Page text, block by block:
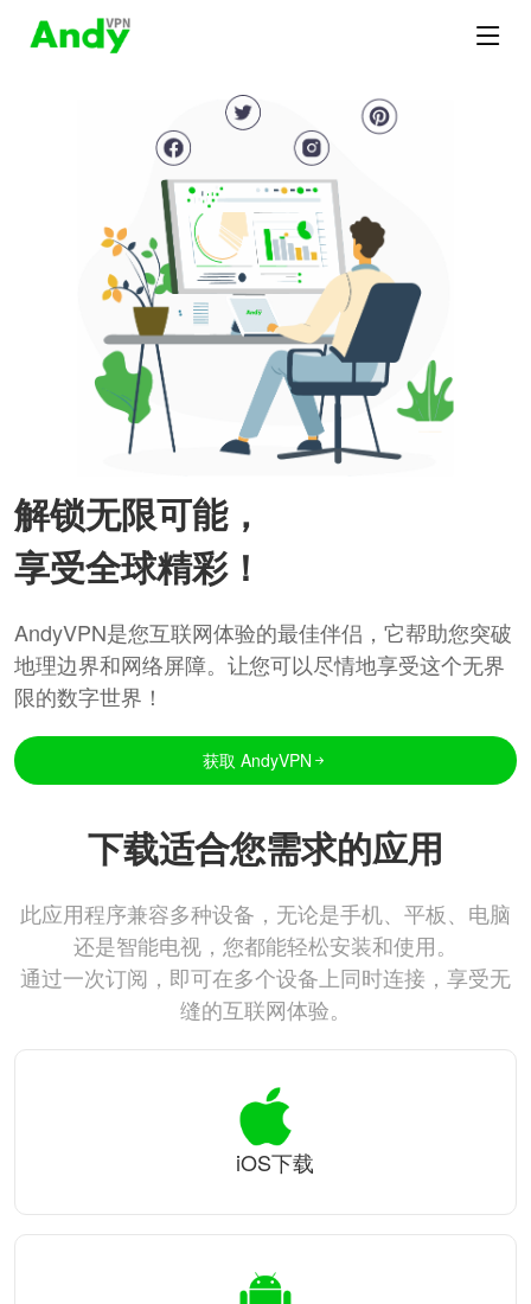
解锁无限可能，
享受全球精彩！
AndyVPN是您互联网体验的最佳伴侣，它帮助您突破
地理边界和网络屏障。让您可以尽情地享受这个无界
限的数字世界！
获取 AndyVPN
下载适合您需求的应用
此应用程序兼容多种设备，无论是手机、平板、电脑
还是智能电视，您都能轻松安装和使用。
通过一次订阅，即可在多个设备上同时连接，享受无
缝的互联网体验。
iOS下载